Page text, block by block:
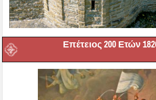
Επέτειος 200 Ετών